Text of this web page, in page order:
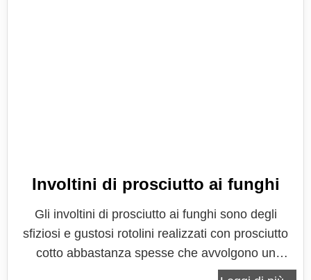
Involtini di prosciutto ai funghi
Gli involtini di prosciutto ai funghi sono degli
sfiziosi e gustosi rotolini realizzati con prosciutto
cotto abbastanza spesse che avvolgono un
composto a base di funghi. Perfetti sia come